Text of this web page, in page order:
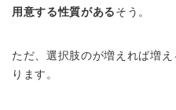
用意する性質がある そう。
ただ、選択肢のが増えれば増
ります。